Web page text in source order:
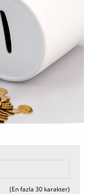
(En fazla 30 karakter)